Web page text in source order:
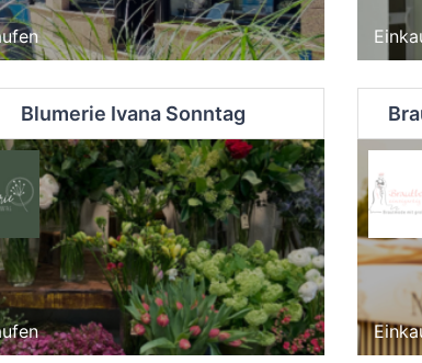
Blumerie Ivana Sonntag